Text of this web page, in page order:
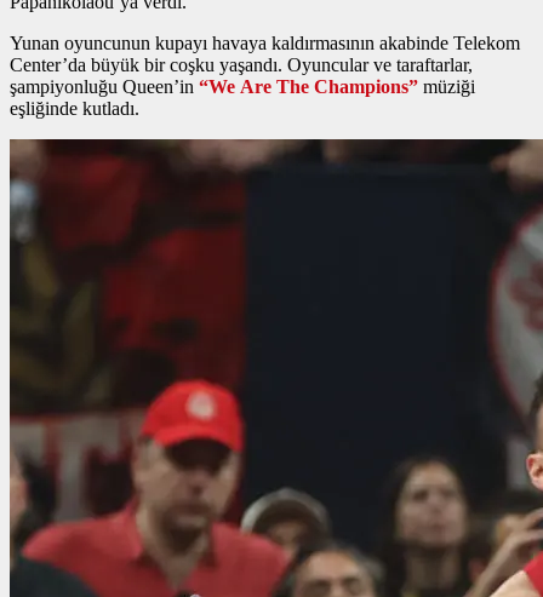
Yunan oyuncunun kupayı havaya kaldırmasının akabinde Telekom
Center’da büyük bir coşku yaşandı. Oyuncular ve taraftarlar,
şampiyonluğu Queen’in “We Are The Champions” müziği
eşliğinde kutladı.